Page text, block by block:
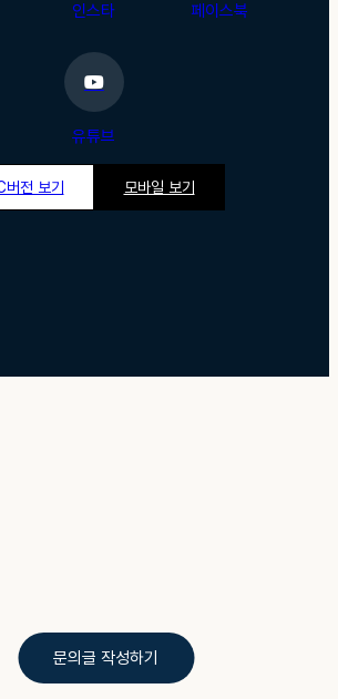
문의글 작성하기
인스타 페이스북
유튜브
버전 보기 모바일 보기